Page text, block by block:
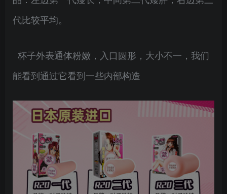
代比较平均。
杯子外表通体粉嫩，入口圆形，大小不一，我们
能看到通过它看到一些内部构造